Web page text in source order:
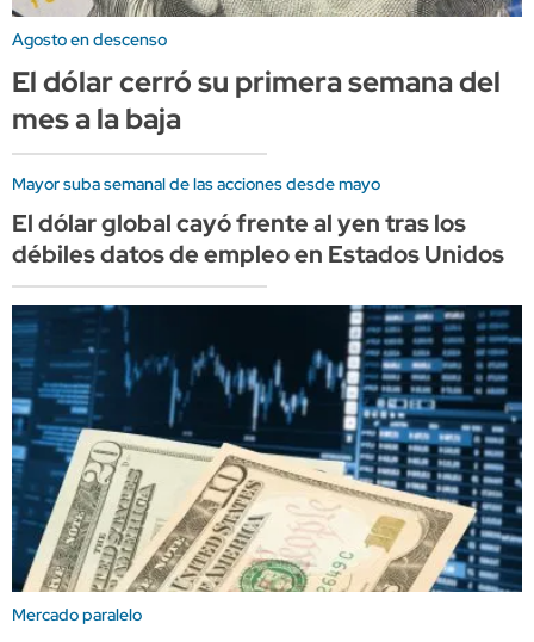
Agosto en descenso
El dólar cerró su primera semana del
mes a la baja
Mayor suba semanal de las acciones desde mayo
El dólar global cayó frente al yen tras los
débiles datos de empleo en Estados Unidos
Mercado paralelo